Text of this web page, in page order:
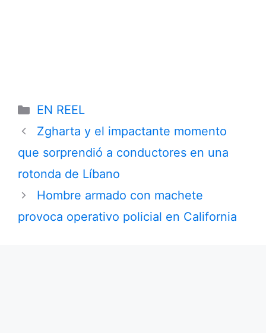
Categories
EN REEL
Zgharta y el impactante momento
que sorprendió a conductores en una
rotonda de Líbano
Hombre armado con machete
provoca operativo policial en California